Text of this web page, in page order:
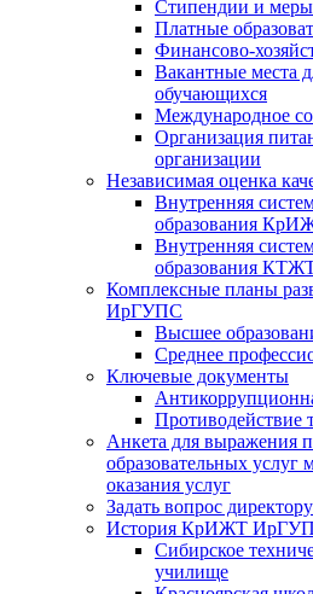
Стипендии и
Платные
Финансово-
Вакантные места
обучающихся
Международное
Организация
организации
Независимая оценка
Внутренняя
образования
Внутренняя
образования
Комплексные планы
ИрГУПС
Высшее
Среднее
Ключевые документы
Противодействие
Анкета для выражения
образовательных услуг
оказания услуг
Задать вопрос
История КрИЖТ
Сибирское
училище